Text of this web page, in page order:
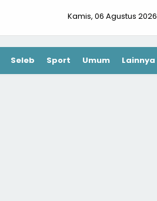
Kamis, 06 Agustus 2026
Seleb Sport Umum Lainnya